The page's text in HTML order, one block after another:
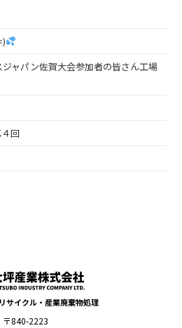
ャパン佐賀大会参加者の皆さん工場
回
サイクル・産業廃棄物処理
〒840-2223